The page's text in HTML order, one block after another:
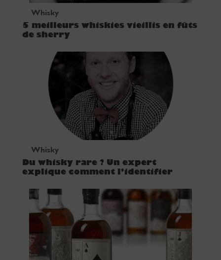
Whisky
5 meilleurs whiskies vieillis en fûts
de sherry
Whisky
Du whisky rare ? Un expert
explique comment l’identifier